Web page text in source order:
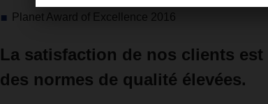
Planet Award of Excellence 2016
La satisfaction de nos clients
des normes de qualité élevées.